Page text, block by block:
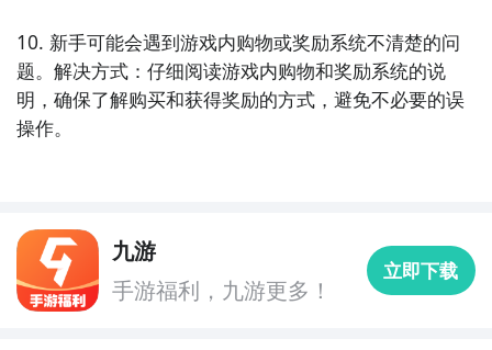
10. 新手可能会遇到游戏内购物或奖励系统不清楚的问
题。解决方式：仔细阅读游戏内购物和奖励系统的说
明，确保了解购买和获得奖励的方式，避免不必要的误
操作。
九游
手游福利，九游更多！
立即下载